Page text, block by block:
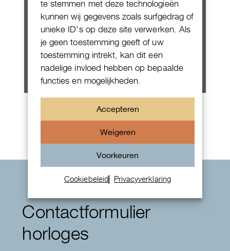
te stemmen met deze technologieën
kunnen wij gegevens zoals surfgedrag of
unieke ID's op deze site verwerken. Als
je geen toestemming geeft of uw
toestemming intrekt, kan dit een
nadelige invloed hebben op bepaalde
functies en mogelijkheden.
Accepteren
Weigeren
Voorkeuren
Cookiebeleid Privacyverklaring
Rolex Oyster Perpetual 36
Contactformulier
horloges